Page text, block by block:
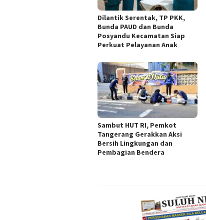
Dilantik Serentak, TP PKK,
Bunda PAUD dan Bunda
Posyandu Kecamatan Siap
Perkuat Pelayanan Anak
Sambut HUT RI, Pemkot
Tangerang Gerakkan Aksi
Bersih Lingkungan dan
Pembagian Bendera